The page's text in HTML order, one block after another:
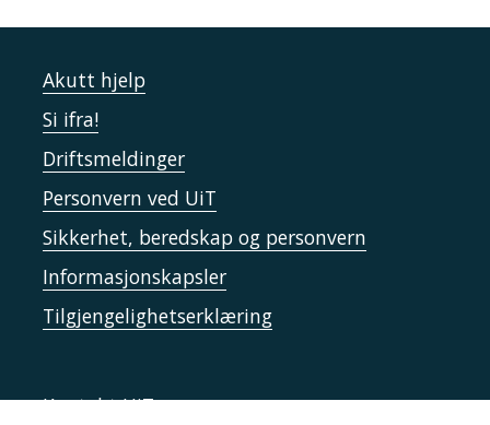
Akutt hjelp
Si ifra!
Driftsmeldinger
Personvern ved UiT
Sikkerhet, beredskap og personvern
Informasjonskapsler
Tilgjengelighetserklæring
Kontakt UiT